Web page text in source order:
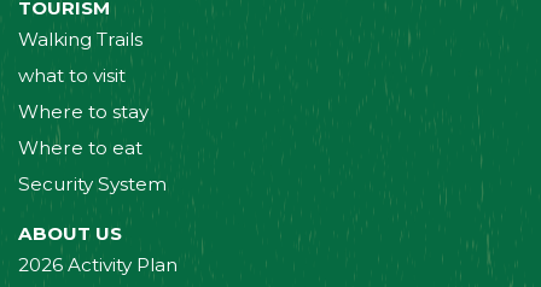
TOURISM
Walking Trails
what to visit
Where to stay
Where to eat
Security System
ABOUT US
2026 Activity Plan